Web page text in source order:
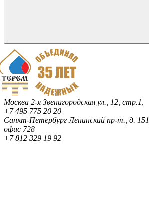
Москва 2-я Звенигородская ул., 12, стр.1,
+7 495 775 20 20
Санкт-ПетербургЛенинский пр-т., д. 151,
офис 728
+7 812 329 19 92